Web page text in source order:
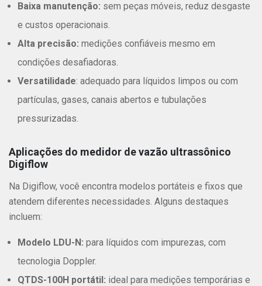
Baixa manutenção: sem peças móveis, reduz desgaste
e custos operacionais.
Alta precisão: medições confiáveis mesmo em
condições desafiadoras.
Versatilidade: adequado para líquidos limpos ou com
partículas, gases, canais abertos e tubulações
pressurizadas.
Aplicações do medidor de vazão ultrassônico
Digiflow
Na Digiflow, você encontra modelos portáteis e fixos que
atendem diferentes necessidades. Alguns destaques
incluem:
Modelo LDU-N: para líquidos com impurezas, com
tecnologia Doppler.
QTDS-100H portátil: ideal para medições temporárias e